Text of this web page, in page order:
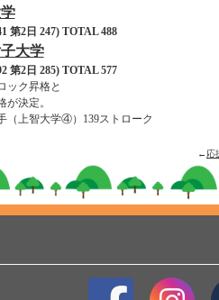
第2日 247) TOTAL 488
大学
第2日 285) TOTAL 577
ック昇格と
決定。
上智大学④）139ストローク
← 応